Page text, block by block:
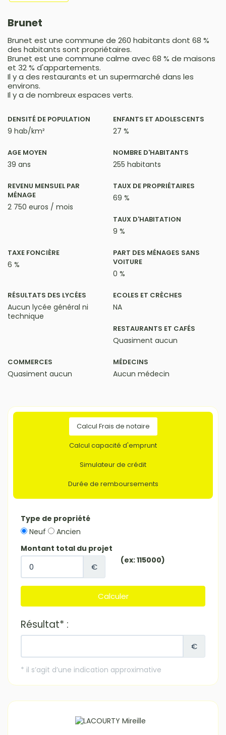
Brunet
Brunet est une commune de 260 habitants dont 68 %
des habitants sont propriétaires.
Brunet est une commune calme avec 68 % de maisons
et 32 % d'appartements.
Il y a des restaurants et un supermarché dans les
environs.
Il y a de nombreux espaces verts.
DENSITÉ DE POPULATION
9 hab/km²
ENFANTS ET ADOLESCENTS
27 %
AGE MOYEN
39 ans
NOMBRE D'HABITANTS
255 habitants
REVENU MENSUEL PAR
MÉNAGE
2 750 euros / mois
TAUX DE PROPRIÉTAIRES
69 %
TAUX D'HABITATION
9 %
TAXE FONCIÈRE
6 %
PART DES MÉNAGES SANS
VOITURE
0 %
RÉSULTATS DES LYCÉES
Aucun lycée général ni
technique
ECOLES ET CRÈCHES
NA
RESTAURANTS ET CAFÉS
Quasiment aucun
COMMERCES
Quasiment aucun
MÉDECINS
Aucun médecin
Calcul Frais de notaire
Calcul capacité d'emprunt
Simulateur de crédit
Durée de remboursements